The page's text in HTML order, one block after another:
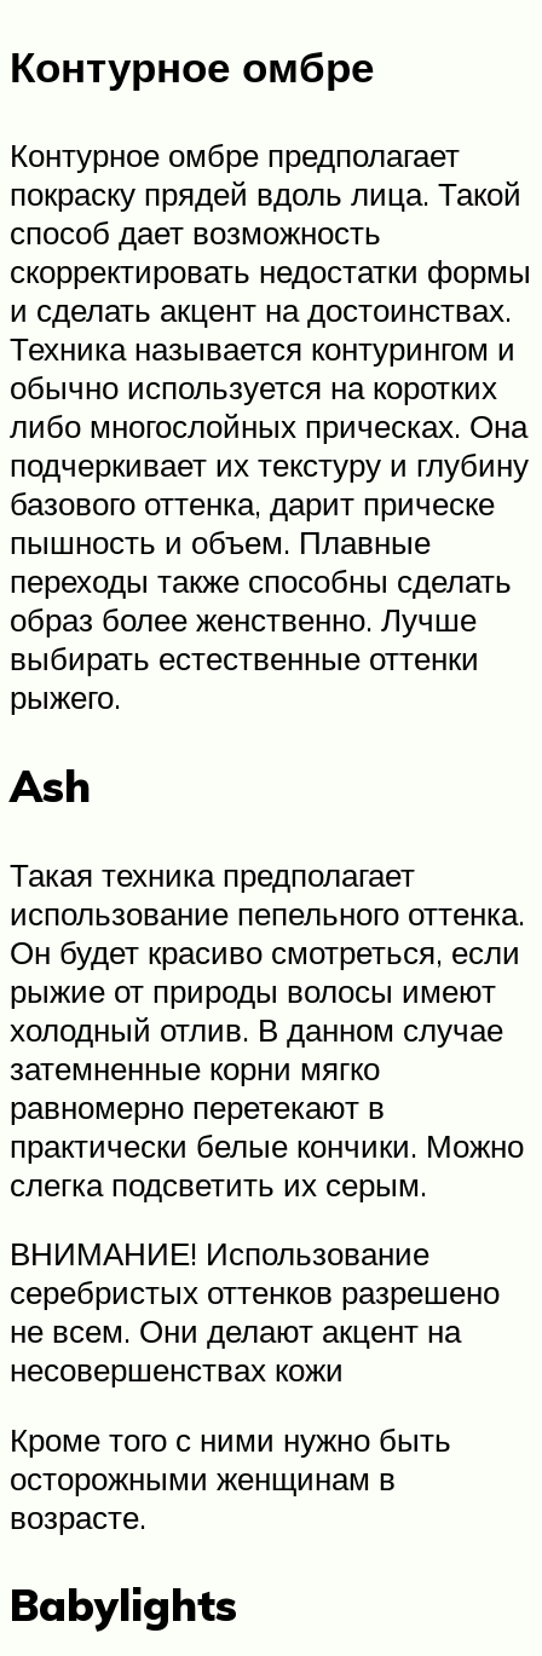
Контурное омбре
Контурное омбре предполагает
покраску прядей вдоль лица. Такой
способ дает возможность
скорректировать недостатки формы
и сделать акцент на достоинствах.
Техника называется контурингом и
обычно используется на коротких
либо многослойных прическах. Она
подчеркивает их текстуру и глубину
базового оттенка, дарит прическе
пышность и объем. Плавные
переходы также способны сделать
образ более женственно. Лучше
выбирать естественные оттенки
рыжего.
Ash
Такая техника предполагает
использование пепельного оттенка.
Он будет красиво смотреться, если
рыжие от природы волосы имеют
холодный отлив. В данном случае
затемненные корни мягко
равномерно перетекают в
практически белые кончики. Можно
слегка подсветить их серым.
ВНИМАНИЕ! Использование
серебристых оттенков разрешено
не всем. Они делают акцент на
несовершенствах кожи
Кроме того с ними нужно быть
осторожными женщинам в
возрасте.
Babylights